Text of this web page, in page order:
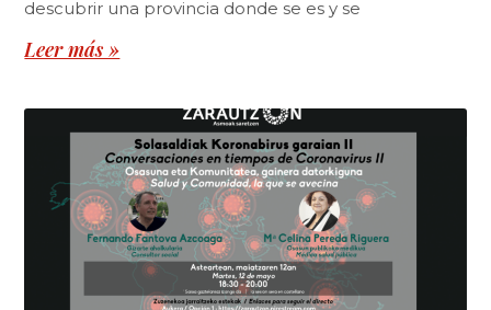
descubrir una provincia donde se es y se
Leer más »